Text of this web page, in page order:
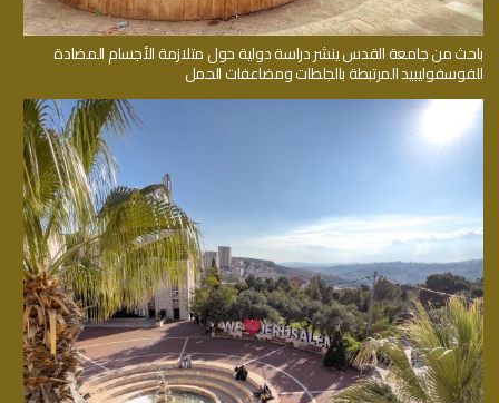
باحث من جامعة القدس ينشر دراسة دولية حول متلازمة الأجسام المضادة
للفوسفوليبيد المرتبطة بالجلطات ومضاعفات الحمل